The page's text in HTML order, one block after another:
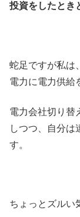
投資をしたとき
蛇足ですが私は、
電力に電力供給
電力会社切り替
しつつ、自分は
す。
ちょっとズルい